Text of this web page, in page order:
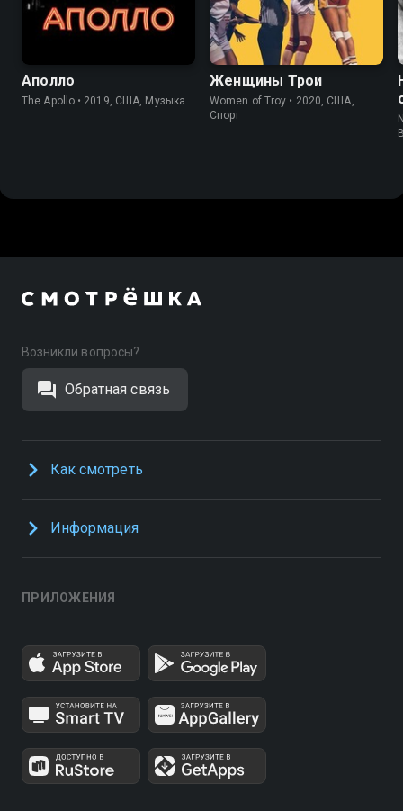
6.6 6.8
Аполло
The Apollo • 2019, США, Музыка
7.6 7.2
Женщины Трои
Women of Troy • 2020, США,
Спорт
Возникли вопросы?
Обратная связь
Как смотреть
Информация
ПРИЛОЖЕНИЯ